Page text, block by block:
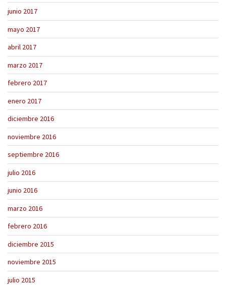
junio 2017
mayo 2017
abril 2017
marzo 2017
febrero 2017
enero 2017
diciembre 2016
noviembre 2016
septiembre 2016
julio 2016
junio 2016
marzo 2016
febrero 2016
diciembre 2015
noviembre 2015
julio 2015